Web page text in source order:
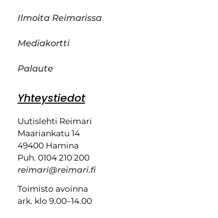
Ilmoita Reimarissa
Mediakortti
Palaute
Yhteystiedot
Uutislehti Reimari
Maariankatu 14
49400 Hamina
Puh. 0104 210 200
reimari@reimari.fi
Toimisto avoinna
ark. klo 9.00–14.00